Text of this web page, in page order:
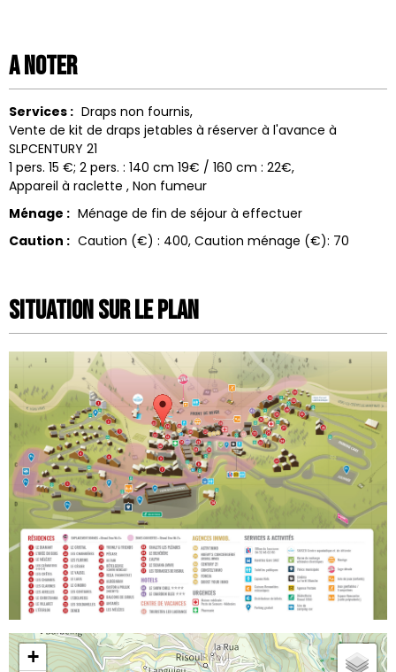
A noter
Services : Draps non fournis
Vente de kit de draps jetables à réserver à l'avance à
SLPCENTURY 21
1 pers. 15 €; 2 pers. : 140 cm 19€ / 160 cm : 22€
Appareil à raclette
Non fumeur
Ménage : Ménage de fin de séjour à effectuer
Caution : Caution (€) : 400 Caution ménage (€): 70
Situation sur le Plan
+